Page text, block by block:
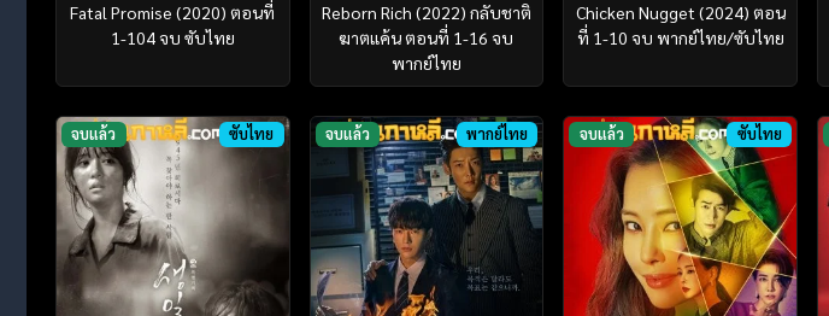
Fatal Promise (2020) ตอนที่
1-104 จบ ซับไทย
Reborn Rich (2022) กลับชาติ
ฆาตแค้น ตอนที่ 1-16 จบ
พากย์ไทย
Chicken Nugget (2024) ตอน
ที่ 1-10 จบ พากย์ไทย/ซับไทย
จบแล้ว ซับไทย จบแล้ว พากย์ไทย จบแล้ว ซับไทย